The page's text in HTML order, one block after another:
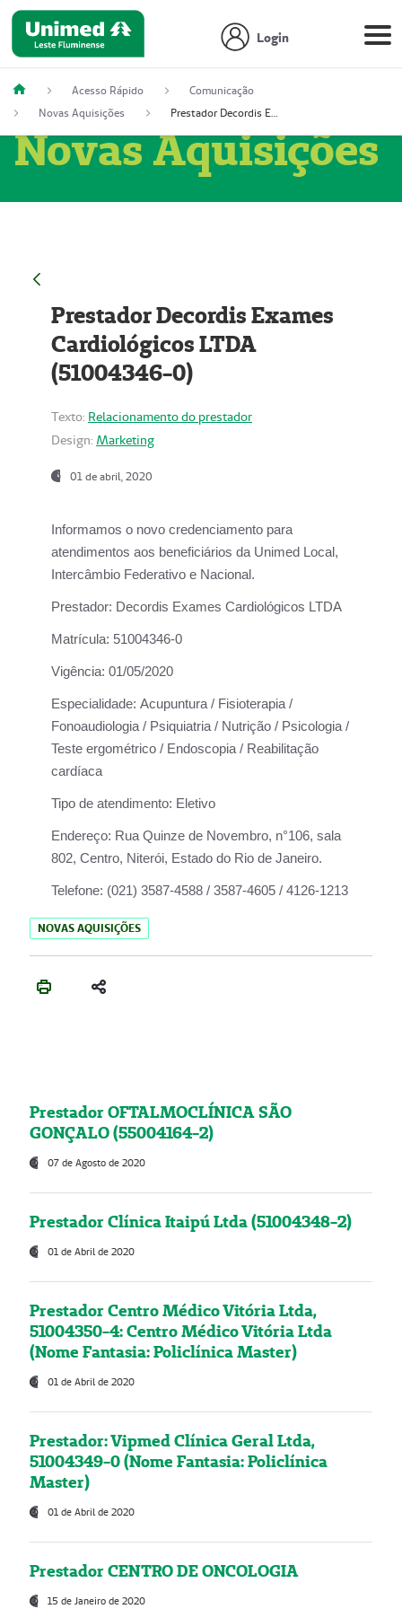
Login
Acesso Rápido
Comunicação
Novas Aquisições
Prestador Decordis Exames Cardiológicos LTDA (51004346-0)
Novas Aquisições
Prestador Decordis Exames
Cardiológicos LTDA
(51004346-0)
Texto: Relacionamento do prestador
Design: Marketing
01 de abril, 2020
Informamos o novo credenciamento para
atendimentos aos beneficiários da Unimed Local,
Intercâmbio Federativo e Nacional.
Prestador: Decordis Exames Cardiológicos LTDA
Matrícula: 51004346-0
Vigência: 01/05/2020
Especialidade: Acupuntura / Fisioterapia /
Fonoaudiologia / Psiquiatria / Nutrição / Psicologia /
Teste ergométrico / Endoscopia / Reabilitação
cardíaca
Tipo de atendimento: Eletivo
Endereço: Rua Quinze de Novembro, n°106, sala
802, Centro, Niterói, Estado do Rio de Janeiro.
Telefone: (021) 3587-4588 / 3587-4605 / 4126-1213
NOVAS AQUISIÇÕES
Prestador OFTALMOCLÍNICA SÃO
GONÇALO (55004164-2)
07 de Agosto de 2020
Prestador Clínica Itaipú Ltda (51004348-2)
01 de Abril de 2020
Prestador Centro Médico Vitória Ltda,
51004350-4: Centro Médico Vitória Ltda
(Nome Fantasia: Policlínica Master)
01 de Abril de 2020
Prestador: Vipmed Clínica Geral Ltda,
51004349-0 (Nome Fantasia: Policlínica
Master)
01 de Abril de 2020
Prestador CENTRO DE ONCOLOGIA
15 de Janeiro de 2020